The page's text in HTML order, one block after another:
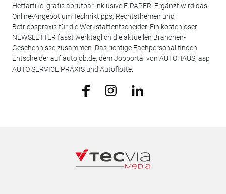
Heftartikel gratis abrufbar inklusive E-PAPER. Ergänzt wird das
Online-Angebot um Techniktipps, Rechtsthemen und
Betriebspraxis für die Werkstattentscheider. Ein kostenloser
NEWSLETTER fasst werktäglich die aktuellen Branchen-
Geschehnisse zusammen. Das richtige Fachpersonal finden
Entscheider auf autojob.de, dem Jobportal von AUTOHAUS, asp
AUTO SERVICE PRAXIS und Autoflotte.